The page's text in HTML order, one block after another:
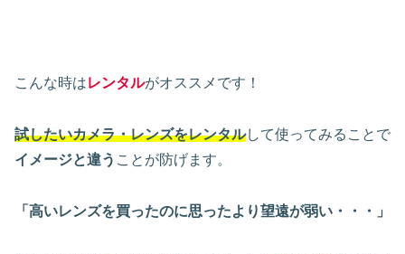
こんな時はレンタルがオススメです！
試したいカメラ・レンズをレンタルして使ってみることで
イメージと違う ことが防げます。
「高いレンズを買ったのに思ったより望遠が弱い・・・」